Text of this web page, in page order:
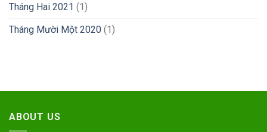
Tháng Hai 2021 (1)
Tháng Mười Một 2020 (1)
ABOUT US